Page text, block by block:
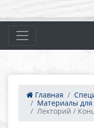
Главная
Материалы для
Лекторий /